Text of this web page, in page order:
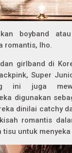
boyband
romantis, lho.
girlband di
Super
ini juga
digunakan
dinilai catchy
romantis
untuk